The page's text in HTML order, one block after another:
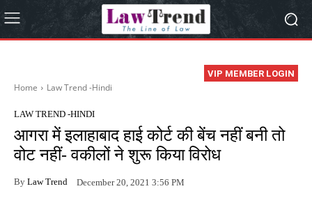
VIP MEMBER LOGIN
Home Law Trend -Hindi
LAW TREND -HINDI
आगरा में इलाहाबाद हाई कोर्ट की बेंच नहीं बनी तो
वोट नहीं- वकीलों ने शुरू किया विरोध
By Law Trend December 20, 2021 3:56 PM